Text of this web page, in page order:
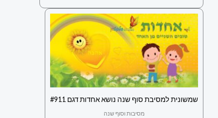
שמשונית למסיבת סוף שנה נושא אחדות דגם #911
מסיבות וסוף שנה
למוצר
זה
יש
ניתן